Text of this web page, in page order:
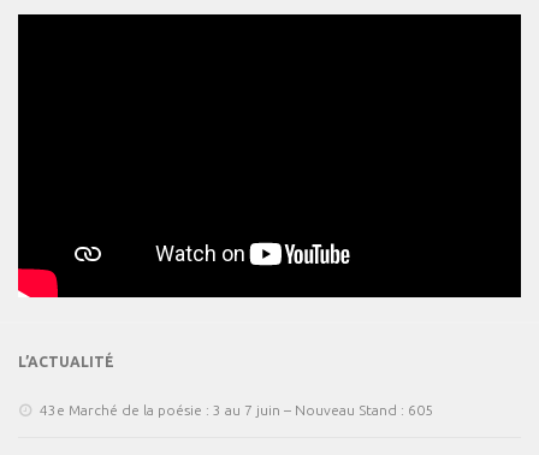
L’ACTUALITÉ
43e Marché de la poésie : 3 au 7 juin – Nouveau Stand : 605